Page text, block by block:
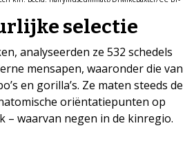
selectie
analyseerden ze 532 schedels
mensapen, waaronder die van
en gorilla’s. Ze maten steeds de
oriëntatiepunten op
– waarvan negen in de kinregio.